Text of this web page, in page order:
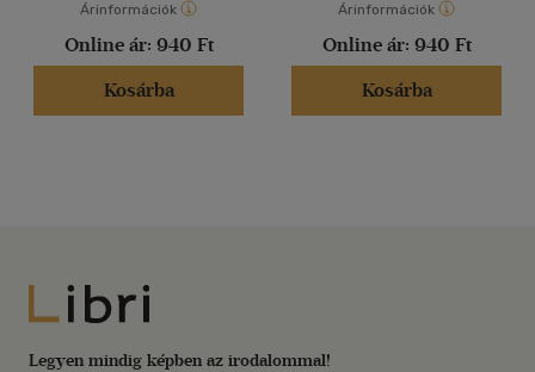
Árinformációk
Online ár: 940 Ft
Kosárba
Árinformációk
Online ár: 940 Ft
Kosárba
Libri
Legyen mindig képben az irodalommal!